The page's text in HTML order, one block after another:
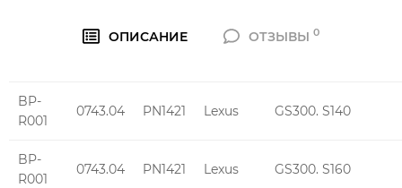
ОПИСАНИЕ ОТЗЫВЫ0
BP-
R001
0743.04 PN1421 Lexus GS300. S140
BP-
R001
0743.04 PN1421 Lexus GS300. S160